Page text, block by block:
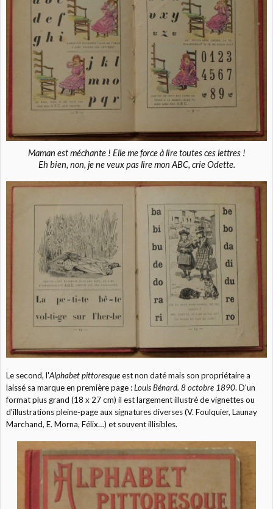
Maman est méchante ! Elle me force à lire toutes ces lettres !
Eh bien, non, je ne veux pas lire mon ABC, crie Odette.
Le second, l'Alphabet pittoresqueest non daté mais son propriétaire a
laissé sa marque en première page :Louis Bénard. 8 octobre 1890. D'un
format plus grand (18 x 27 cm) il est largement illustré de vignettes ou
d'illustrations pleine-page aux signatures diverses (V. Foulquier, Launay
Marchand, E. Morna, Félix…) et souvent illisibles.